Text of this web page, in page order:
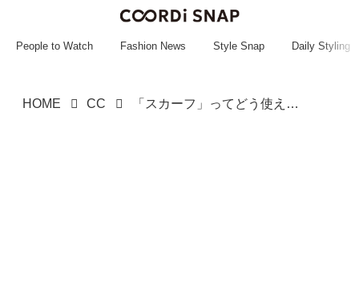
~~~~~~~~~~~
People to Watch Fashion News Style Snap Daily Styling
HOME CC 「スカーフ」ってどう使えば、、？【グローバルワーク】参考にしたい！「店員さんのおしゃれテク」